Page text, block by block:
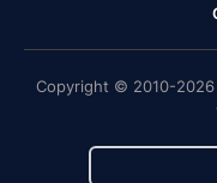
Copyright © 2010-2026